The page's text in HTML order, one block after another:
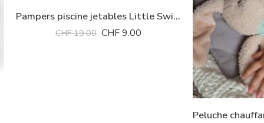
Pampers piscine jetables Little Swimmers 16 kg + Huggies *
CHF19.00 CHF9.00